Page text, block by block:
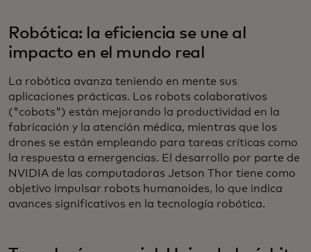
Robótica: la eficiencia se une al
impacto en el mundo real
La robótica avanza teniendo en mente sus
aplicaciones prácticas. Los robots colaborativos
("cobots") están mejorando la productividad en la
fabricación y la atención médica, mientras que los
drones se están empleando para tareas críticas como
la respuesta a emergencias. El desarrollo por parte de
NVIDIA de las computadoras Jetson Thor tiene como
objetivo impulsar robots humanoides, lo que indica
avances significativos en la tecnología robótica.